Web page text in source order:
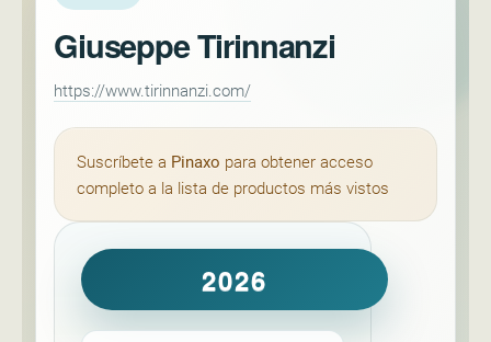
Giuseppe Tirinnanzi
https://www.tirinnanzi.com/
Suscríbete a Pinaxo para obtener acceso
completo a la lista de productos más vistos
2026